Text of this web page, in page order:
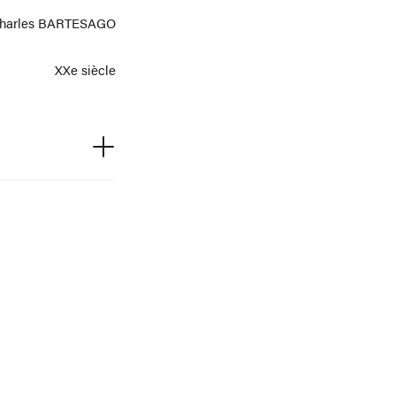
BARTESAGO
XXe siècle